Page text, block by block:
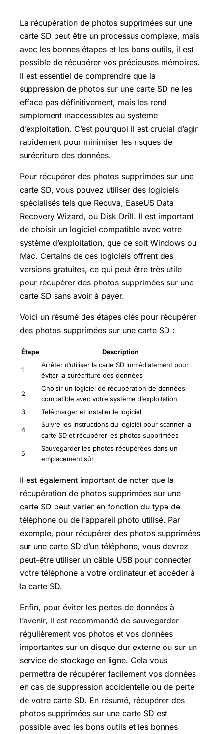
La récupération de photos supprimées sur une
carte SD peut être un processus complexe, mais
avec les bonnes étapes et les bons outils, il est
possible de récupérer vos précieuses mémoires.
Il est essentiel de comprendre que la
suppression de photos sur une carte SD ne les
efface pas définitivement, mais les rend
simplement inaccessibles au système
d’exploitation. C’est pourquoi il est crucial d’agir
rapidement pour minimiser les risques de
surécriture des données.
Pour récupérer des photos supprimées sur une
carte SD, vous pouvez utiliser des logiciels
spécialisés tels que Recuva, EaseUS Data
Recovery Wizard, ou Disk Drill. Il est important
de choisir un logiciel compatible avec votre
système d’exploitation, que ce soit Windows ou
Mac. Certains de ces logiciels offrent des
versions gratuites, ce qui peut être très utile
pour récupérer des photos supprimées sur une
carte SD sans avoir à payer.
Voici un résumé des étapes clés pour récupérer
des photos supprimées sur une carte SD :
Étape Description
1
Arrêter d’utiliser la carte SD immédiatement pour
éviter la surécriture des données
2
Choisir un logiciel de récupération de données
compatible avec votre système d’exploitation
3
Télécharger et installer le logiciel
4
Suivre les instructions du logiciel pour scanner la
carte SD et récupérer les photos supprimées
5
Sauvegarder les photos récupérées dans un
emplacement sûr
Il est également important de noter que la
récupération de photos supprimées sur une
carte SD peut varier en fonction du type de
téléphone ou de l’appareil photo utilisé. Par
exemple, pour récupérer des photos supprimées
sur une carte SD d’un téléphone, vous devrez
peut-être utiliser un câble USB pour connecter
votre téléphone à votre ordinateur et accéder à
la carte SD.
Enfin, pour éviter les pertes de données à
l’avenir, il est recommandé de sauvegarder
régulièrement vos photos et vos données
importantes sur un disque dur externe ou sur un
service de stockage en ligne. Cela vous
permettra de récupérer facilement vos données
en cas de suppression accidentelle ou de perte
de votre carte SD. En résumé, récupérer des
photos supprimées sur une carte SD est
possible avec les bons outils et les bonnes